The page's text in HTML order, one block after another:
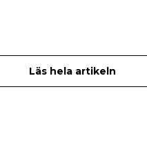
Läs hela artikeln